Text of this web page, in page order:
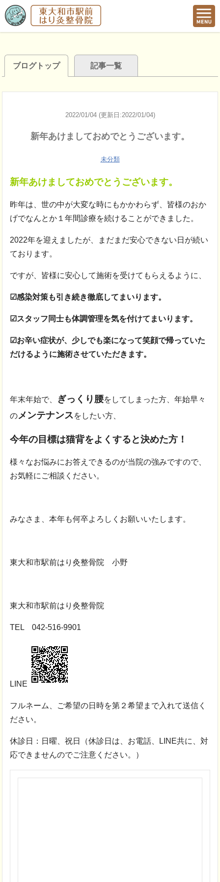
ブログトップ 記事一覧
2022/01/04 (更新日:2022/01/04)
新年あけましておめでとうございます。
未分類
新年あけましておめでとうございます。
昨年は、世の中が大変な時にもかかわらず、皆様のおか
げでなんとか１年間診療を続けることができました。
2022年を迎えましたが、まだまだ安心できない日が続い
ております。
ですが、皆様に安心して施術を受けてもらえるように、
☑感染対策も引き続き徹底してまいります。
☑スタッフ同士も体調管理を気を付けてまいります。
☑お辛い症状が、少しでも楽になって笑顔で帰っていた
だけるように施術させていただきます。
年末年始で、 ぎっくり腰をしてしまった方、年始早々
のメンテナンス をしたい方、
今年の目標は猫背をよくすると決めた方！
様々なお悩みにお答えできるのが当院の強みですので、
お気軽にご相談ください。
みなさま、本年も何卒よろしくお願いいたします。
東大和市駅前はり灸整骨院 小野
東大和市駅前はり灸整骨院
TEL 042-516-9901
LINE
フルネーム、ご希望の日時を第２希望まで入れて送信く
ださい。
休診日：日曜、祝日（休診日は、お電話、LINE共に、対
応できませんのでご注意ください。）